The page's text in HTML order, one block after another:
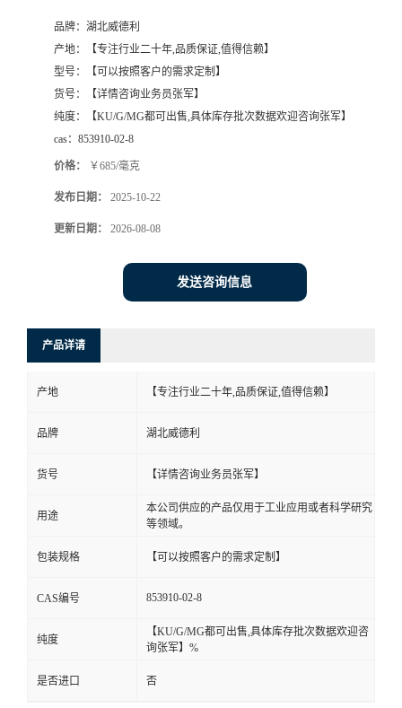
品牌： 湖北威德利
产地：
【专注行业二十年,品质保证,值得信赖】
型号：
【可以按照客户的需求定制】
货号：
【详情咨询业务员张军】
纯度：
【KU/G/MG都可出售,具体库存批次数据欢迎咨询张军】
cas： 853910-02-8
价格： ￥685/毫克
发布日期： 2025-10-22
更新日期： 2026-08-08
发送咨询信息
产品详请
产地 【专注行业二十年,品质保证,值得信赖】
品牌 湖北威德利
货号 【详情咨询业务员张军】
用途
本公司供应的产品仅用于工业应用或者科学研究
等领域。
包装规格 【可以按照客户的需求定制】
CAS编号 853910-02-8
纯度
【KU/G/MG都可出售,具体库存批次数据欢迎咨
询张军】%
是否进口 否